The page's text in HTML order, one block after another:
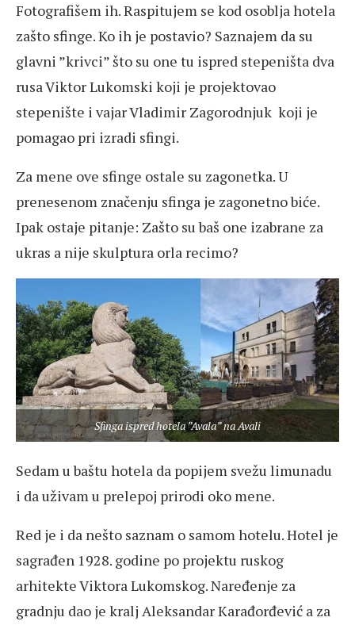
Fotografišem ih. Raspitujem se kod osoblja hotela
zašto sfinge. Ko ih je postavio? Saznajem da su
glavni ”krivci” što su one tu ispred stepeništa dva
rusa Viktor Lukomski koji je projektovao
stepenište i vajar Vladimir Zagorodnjuk koji je
pomagao pri izradi sfingi.
Za mene ove sfinge ostale su zagonetka. U
prenesenom značenju sfinga je zagonetno biće.
Ipak ostaje pitanje: Zašto su baš one izabrane za
ukras a nije skulptura orla recimo?
Sfinga ispred hotela ”Avala” na Avali
Sedam u baštu hotela da popijem svežu limunadu
i da uživam u prelepoj prirodi oko mene.
Red je i da nešto saznam o samom hotelu. Hotel je
sagrađen 1928. godine po projektu ruskog
arhitekte Viktora Lukomskog. Naređenje za
gradnju dao je kralj Aleksandar Karađorđević a za